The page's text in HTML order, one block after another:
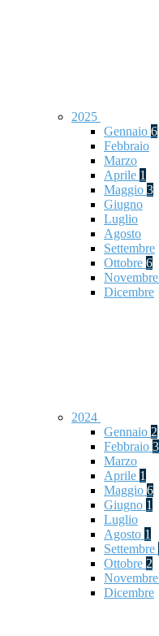
2025
Gennaio 6
Febbraio
Marzo
Aprile 1
Maggio 3
Giugno
Luglio
Agosto
Settembre
Ottobre 6
Novembre
Dicembre
2024
Gennaio 2
Febbraio 3
Marzo
Aprile 1
Maggio 6
Giugno 1
Luglio
Agosto 1
Settembre
Ottobre 2
Novembre
Dicembre